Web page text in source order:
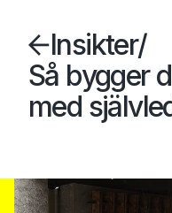
Insikter/
Så bygger
med